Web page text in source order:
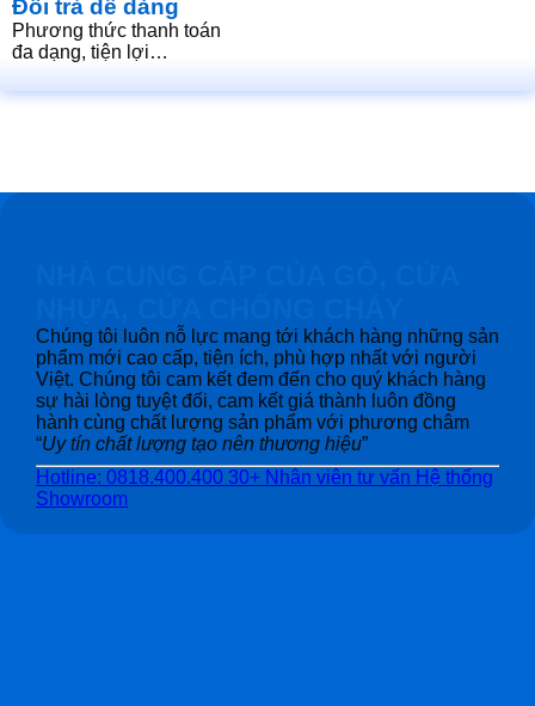
Đổi trả dễ dàng
Phương thức thanh toán
đa dạng, tiện lợi…
Chúng tôi luôn nỗ lực mang tới khách hàng những sản
phẩm mới cao cấp, tiện ích, phù hợp nhất với người
Việt. Chúng tôi cam kết đem đến cho quý khách hàng
sự hài lòng tuyệt đối, cam kết giá thành luôn đồng
hành cùng chất lượng sản phẩm với phương châm
“Uy tín chất lượng tạo nên thương hiệu”
Hotline: 0818.400.400 30+ Nhân viên tư vấn Hệ thống
Showroom